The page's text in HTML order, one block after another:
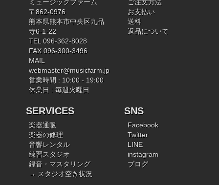
ミュージックファーム
〒862-0976
熊本県熊本市中央区九品
寺6-1-22
TEL 096-362-8028
FAX 096-300-3496
MAIL
webmaster@musicfarm.jp
営業時間 : 10:00 - 19:00
休業日 : 毎週火曜日
ご注文方法
お支払い
送料
返品について
SERVICES
楽器通販
楽器の修理
音響レンタル
練習スタジオ
録音・マスタリング
→ スタジオ空き状況
SNS
Facebook
Twitter
LINE
instagram
ブログ